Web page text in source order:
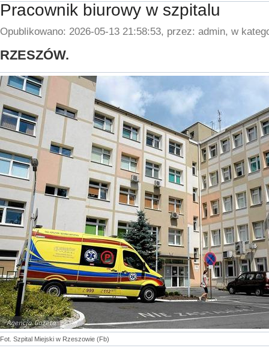
Pracownik biurowy w szpitalu
Opublikowano: 2026-05-13 21:58:53, przez: admin, w
RZESZÓW.
Fot. Szpital Miejski w Rzeszowie (Fb)